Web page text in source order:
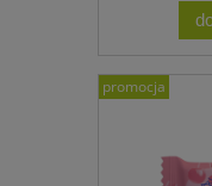
promocja